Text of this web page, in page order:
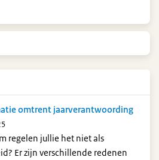
omtrent jaarverantwoording
regelen jullie het niet als
Er zijn verschillende redenen